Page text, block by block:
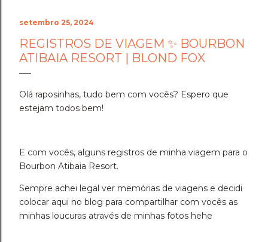
setembro 25, 2024
REGISTROS DE VIAGEM ✨ BOURBON
ATIBAIA RESORT | BLOND FOX
Olá raposinhas, tudo bem com vocês? Espero que
estejam todos bem!
E com vocês, alguns registros de minha viagem para o
Bourbon Atibaia Resort.
Sempre achei legal ver memórias de viagens e decidi
colocar aqui no blog para compartilhar com vocês as
minhas loucuras através de minhas fotos hehe